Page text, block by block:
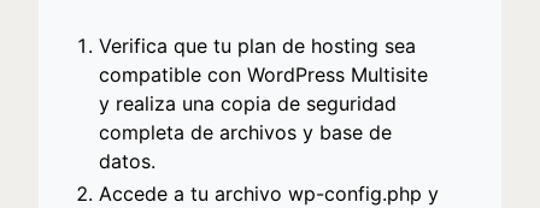
Verifica que tu plan de hosting sea
compatible con WordPress Multisite
y realiza una copia de seguridad
completa de archivos y base de
datos.
Accede a tu archivo wp-config.php y